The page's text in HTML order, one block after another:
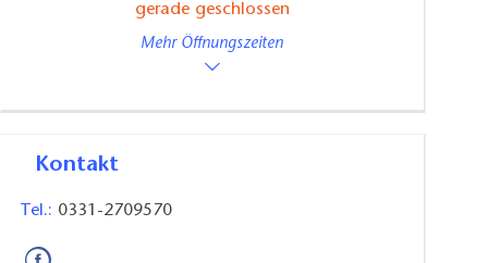
gerade geschlossen
Mehr Öffnungszeiten
Kontakt
Tel.: 0331-2709570